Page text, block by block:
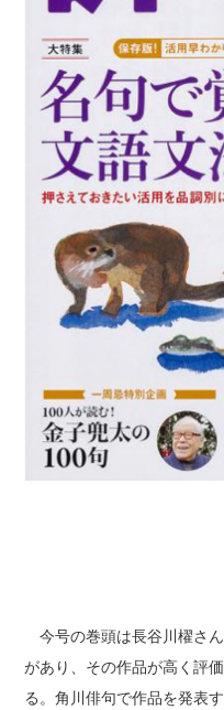
今号の巻頭は長谷川櫂さ
があり、その作品が高く評
る。角川俳句で作品を発表